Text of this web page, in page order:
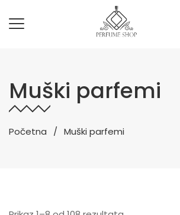
Muški parfemi
Početna Muški parfemi